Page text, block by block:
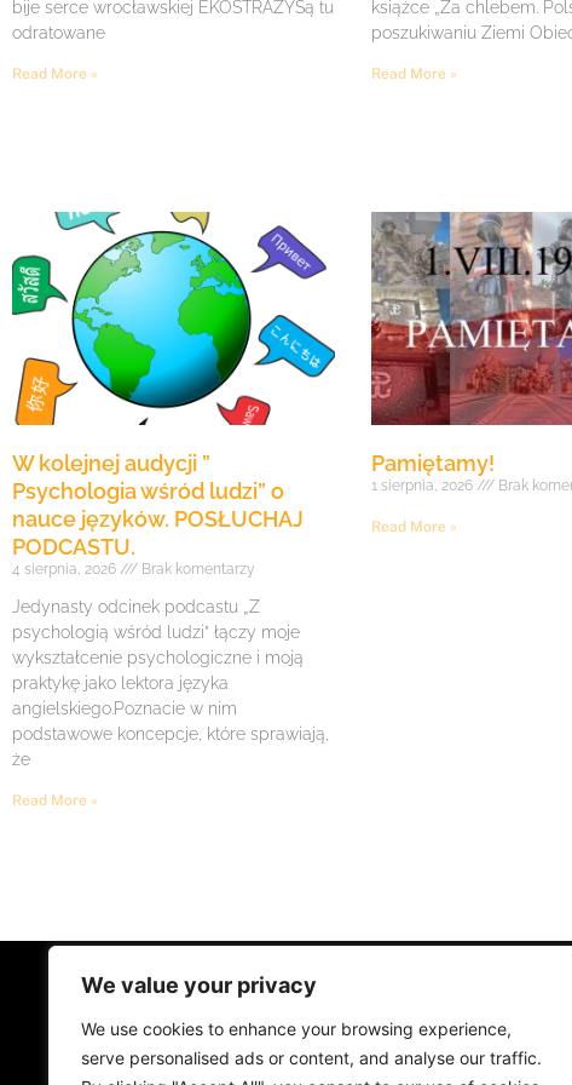
We value your privacy
We use cookies to enhance your browsing experience,
serve personalised ads or content, and analyse our traffic.
bije serce wrocławskiej EKOSTRAŻYSą tu
odratowane
Read More »
książce „Za chlebem.
poszukiwaniu Ziemi
Read More »
W kolejnej audycji ”
Psychologia wśród ludzi” o
nauce języków. POSŁUCHAJ
PODCASTU.
4 sierpnia, 2026 Brak komentarzy
Jedynasty odcinek podcastu „Z
psychologią wśród ludzi” łączy moje
wykształcenie psychologiczne i moją
praktykę jako lektora języka
angielskiego.Poznacie w nim
podstawowe koncepcje, które sprawiają,
że
Read More »
Pamiętamy!
1 sierpnia, 2026 Brak
Read More »
STRONA GŁÓWNA
MUZYKA I KONCERTY KONTAKT